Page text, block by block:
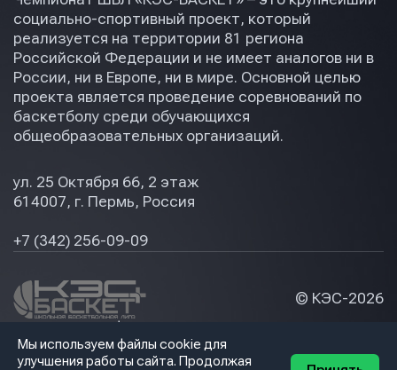
социально-спортивный проект, который
реализуется на территории 81 региона
Российской Федерации и не имеет аналогов ни в
России, ни в Европе, ни в мире. Основной целью
проекта является проведение соревнований по
баскетболу среди обучающихся
общеобразовательных организаций.
ул. 25 Октября 66, 2 этаж
614007, г. Пермь, Россия
+7 (342) 256-09-09
© КЭС-2026
Мы используем файлы cookie для
улучшения работы сайта. Продолжая